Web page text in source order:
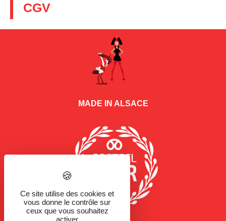
CGV
MADE IN ALSACE
Ce site utilise des cookies et
vous donne le contrôle sur
ceux que vous souhaitez
activer